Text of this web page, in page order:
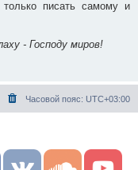
только писать самому и
- Господу миров!
Часовой пояс: UTC+03:00